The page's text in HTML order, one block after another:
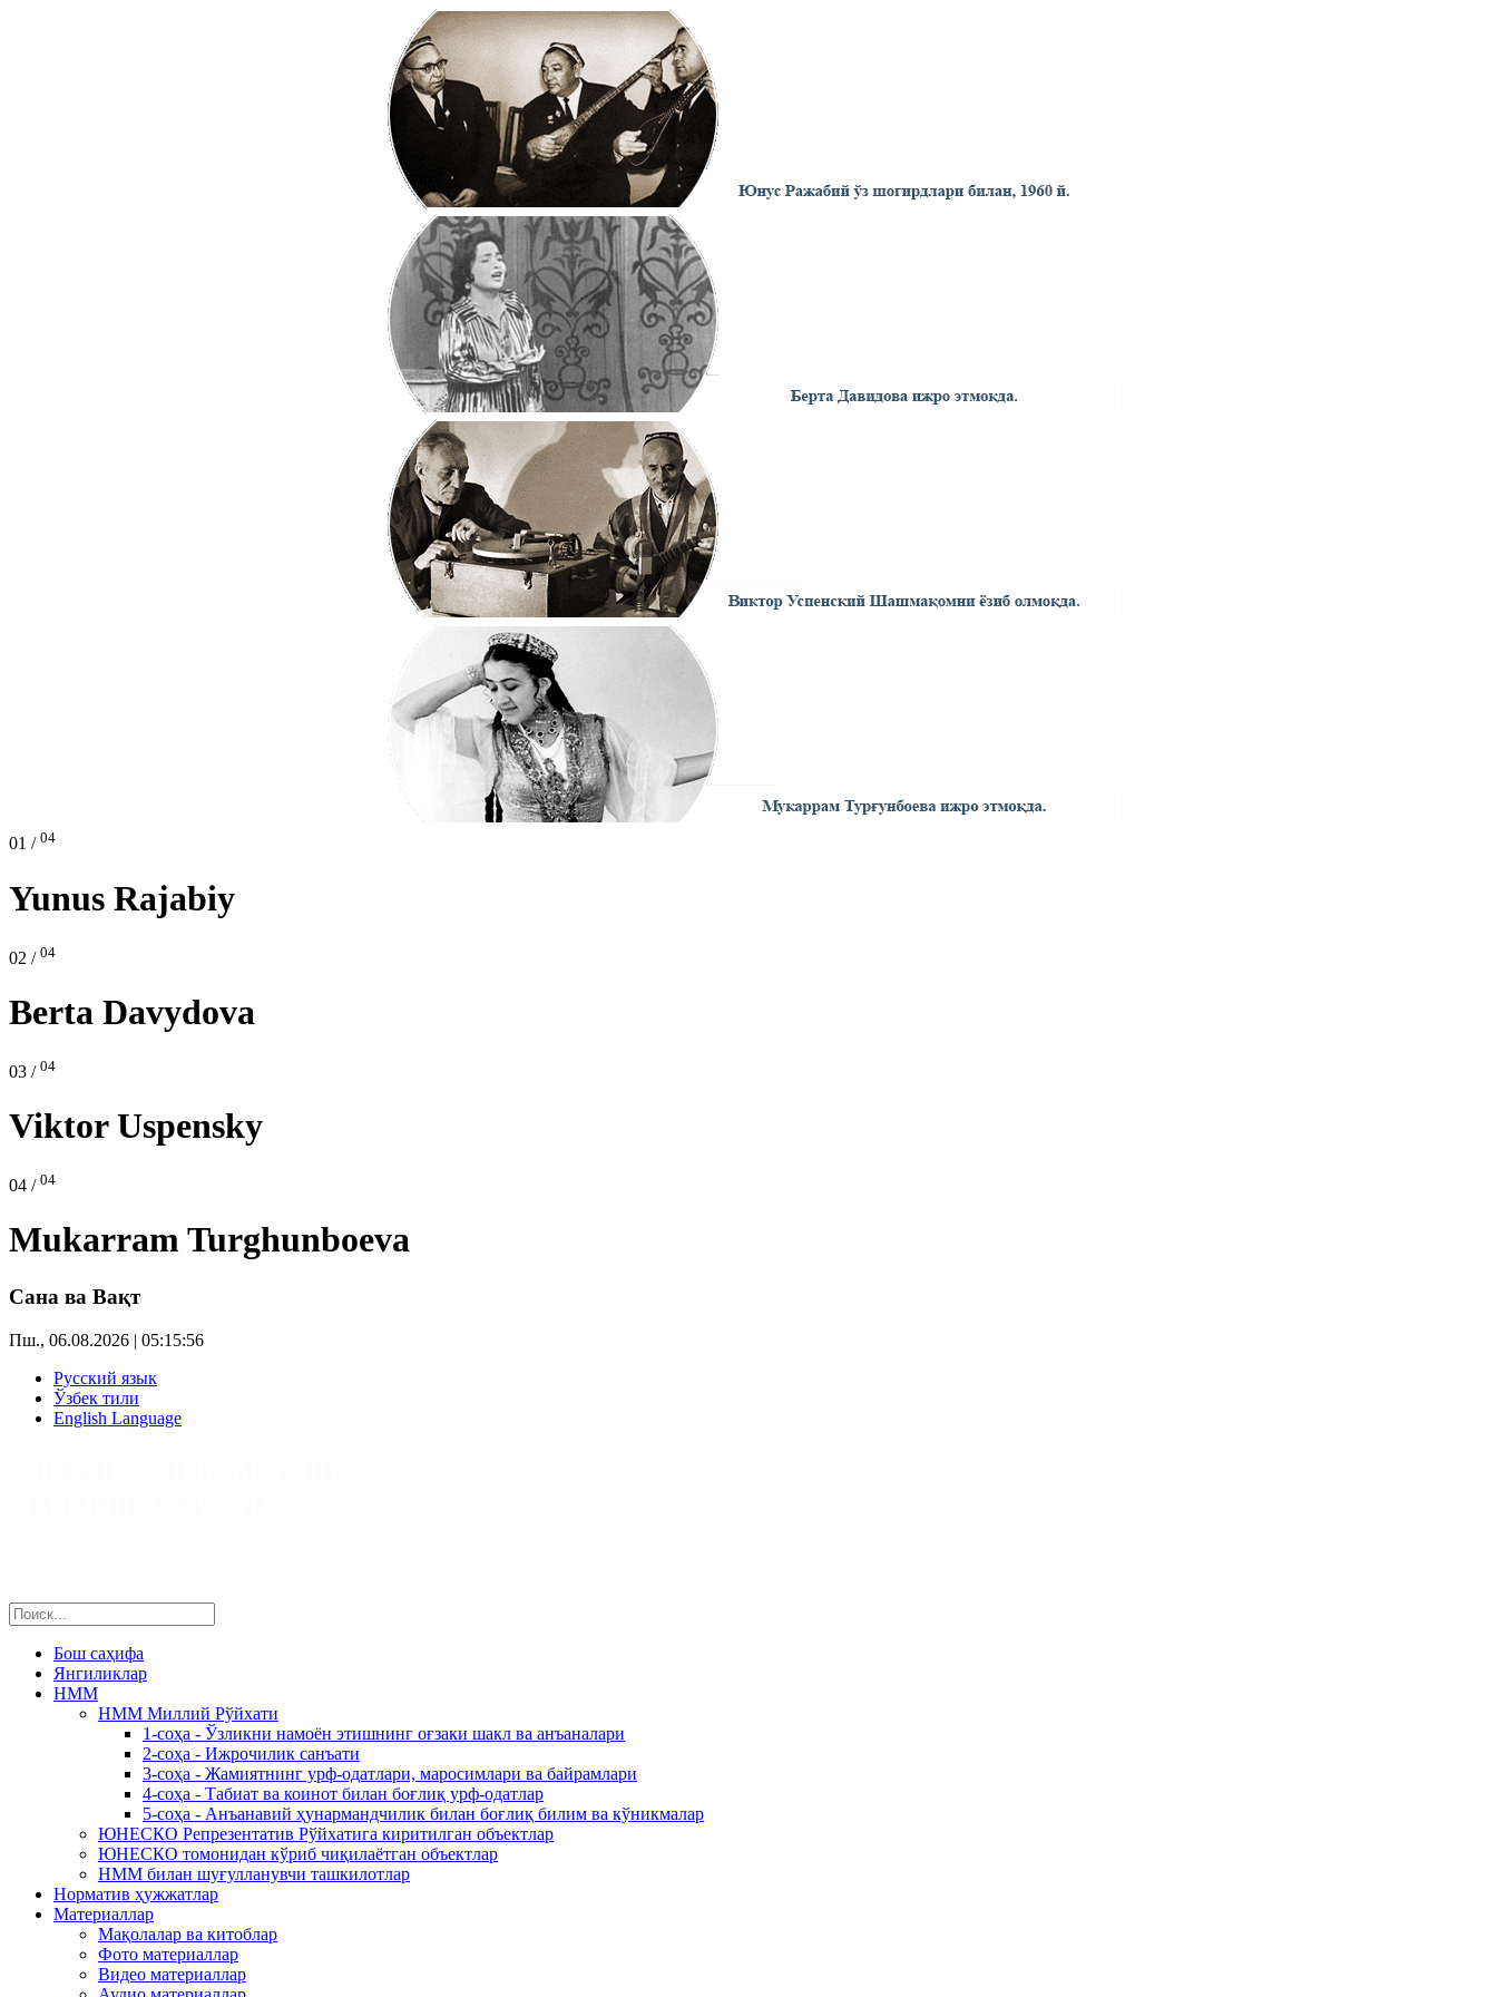
01 / 04
Yunus Rajabiy
02 / 04
Berta Davydova
03 / 04
Viktor Uspensky
04 / 04
Mukarram Turghunboeva
Сана ва Вақт
Пш., 06.08.2026 | 05:15:56
Русский язык
Ўзбек тили
English Language
Бош саҳифа
Янгиликлар
НММ
НММ Миллий Рўйхати
1-соҳа - Ўзликни намоён этишнинг оғзаки шакл ва анъаналари
2-соҳа - Ижрочилик санъати
3-соҳа - Жамиятнинг урф-одатлари, маросимлари ва байрамлари
4-соҳа - Табиат ва коинот билан боғлиқ урф-одатлар
5-соҳа - Анъанавий ҳунармандчилик билан боғлиқ билим ва кўникмалар
ЮНЕСКО Репрезентатив Рўйхатига киритилган объектлар
ЮНЕСКО томонидан кўриб чиқилаётган объектлар
НММ билан шуғулланувчи ташкилотлар
Норматив ҳужжатлар
Материаллар
Мақолалар ва китоблар
Фото материаллар
Видео материаллар